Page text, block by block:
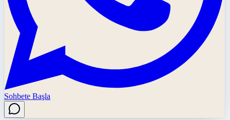
Sohbete Başla